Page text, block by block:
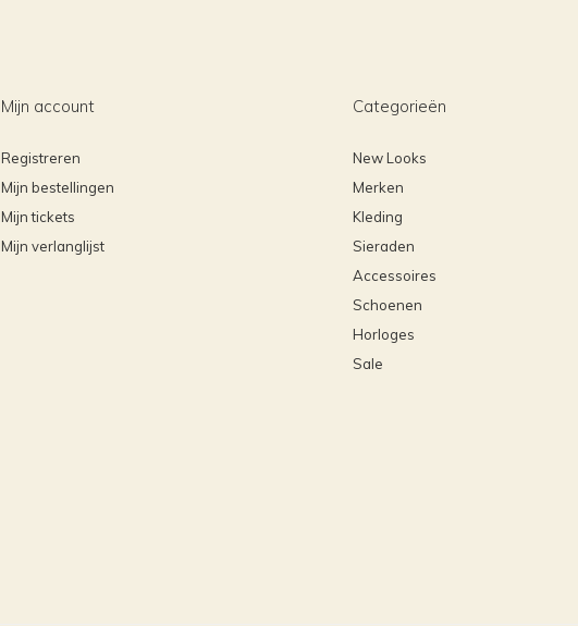
Mijn account
Registreren
Mijn bestellingen
Mijn tickets
Mijn verlanglijst
Categorieën
New Looks
Merken
Kleding
Sieraden
Accessoires
Schoenen
Horloges
Sale